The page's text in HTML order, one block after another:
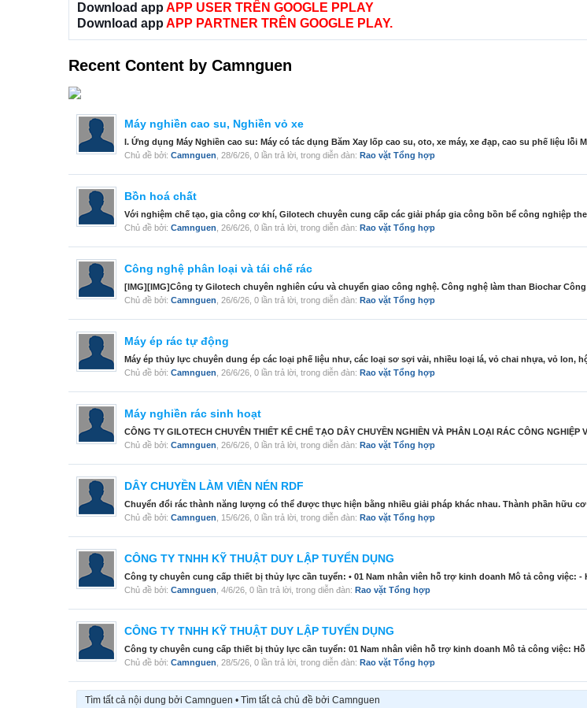
Download app APP USER TRÊN GOOGLE PPLAY
Download app APP PARTNER TRÊN GOOGLE PLAY.
Recent Content by Camnguen
Máy nghiền cao su, Nghiền vỏ xe
I. Ứng dụng Máy Nghiền cao su: Máy có tác dụng Băm Xay lốp cao su, oto, xe máy, xe đạp, cao su phế liệu lỗi
Chủ đề bởi: Camnguen 28/6/26 , 0 lần trả lời, trong diễn đàn: Rao vặt Tổng hợp
Bồn hoá chất
Với nghiệm chế tạo, gia công cơ khí, Gilotech chuyên cung cấp các giải pháp gia công bồn bể công nghiệp
Chủ đề bởi: Camnguen 26/6/26 , 0 lần trả lời, trong diễn đàn: Rao vặt Tổng hợp
Công nghệ phân loại và tái chế rác
[IMG][IMG]Công ty Gilotech chuyên nghiên cứu và chuyển giao công nghệ. Công nghệ làm than Biochar
Chủ đề bởi: Camnguen 26/6/26 , 0 lần trả lời, trong diễn đàn: Rao vặt Tổng hợp
Máy ép rác tự động
Máy ép thủy lực chuyên dung ép các loại phế liệu như, các loại sơ sợi vải, nhiều loại lá, vỏ chai nhựa, vỏ lon,
Chủ đề bởi: Camnguen 26/6/26 , 0 lần trả lời, trong diễn đàn: Rao vặt Tổng hợp
Máy nghiền rác sinh hoạt
CÔNG TY GILOTECH CHUYÊN THIẾT KẾ CHẾ TẠO DÂY CHUYỀN NGHIỀN VÀ PHÂN LOẠI RÁC CÔNG
Chủ đề bởi: Camnguen 26/6/26 , 0 lần trả lời, trong diễn đàn: Rao vặt Tổng hợp
DÂY CHUYỀN LÀM VIÊN NÉN RDF
Chuyển đổi rác thành năng lượng có thể được thực hiện bằng nhiều giải pháp khác nhau. Thành phần hữu
Chủ đề bởi: Camnguen 15/6/26 , 0 lần trả lời, trong diễn đàn: Rao vặt Tổng hợp
CÔNG TY TNHH KỸ THUẬT DUY LẬP TUYỂN DỤNG
Công ty chuyên cung cấp thiết bị thủy lực cần tuyển: • 01 Nam nhân viên hỗ trợ kinh doanh Mô tả công việc: -
Chủ đề bởi: Camnguen 4/6/26 , 0 lần trả lời, trong diễn đàn: Rao vặt Tổng hợp
CÔNG TY TNHH KỸ THUẬT DUY LẬP TUYỂN DỤNG
Công ty chuyên cung cấp thiết bị thủy lực cần tuyển: 01 Nam nhân viên hỗ trợ kinh doanh Mô tả công việc:
Chủ đề bởi: Camnguen 28/5/26 , 0 lần trả lời, trong diễn đàn: Rao vặt Tổng hợp
Tìm tất cả nội dung bởi Camnguen Tìm tất cả chủ đề bởi Camnguen